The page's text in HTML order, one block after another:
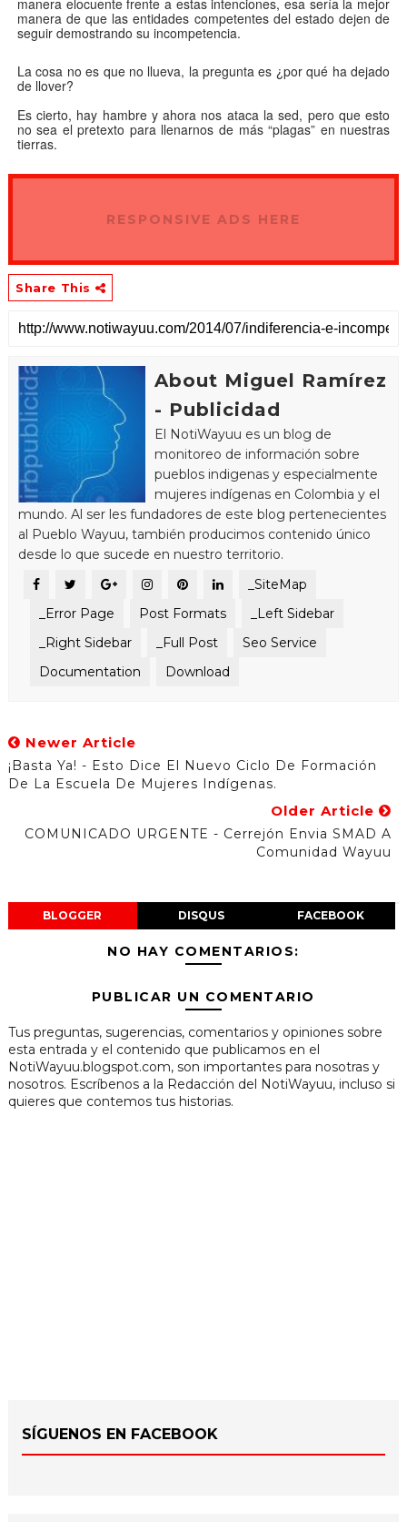
manera de que las entidades competentes del estado dejen de
seguir demostrando su incompetencia.
La cosa no es que no llueva, la pregunta es ¿por qué ha dejado
de llover?
Es cierto, hay hambre y ahora nos ataca la sed, pero que esto
no sea el pretexto para llenarnos de más “plagas” en nuestras
tierras.
RESPONSIVE ADS HERE
Share This
About Miguel Ramírez
- Publicidad
El NotiWayuu es un blog de
monitoreo de información sobre
pueblos indigenas y especialmente
mujeres indígenas en Colombia y el
mundo. Al ser les fundadores de este blog pertenecientes
al Pueblo Wayuu, también producimos contenido único
desde lo que sucede en nuestro territorio.
_SiteMap
_Error Page
Post Formats
_Left Sidebar
_Right Sidebar
_Full Post
Seo Service
Documentation
Download
Newer Article
¡Basta Ya! - Esto Dice El Nuevo Ciclo De Formación
De La Escuela De Mujeres Indígenas.
Older Article
COMUNICADO URGENTE - Cerrejón Envia SMAD A
Comunidad Wayuu
BLOGGER DISQUS FACEBOOK
NO HAY COMENTARIOS:
PUBLICAR UN COMENTARIO
Tus preguntas, sugerencias, comentarios y opiniones sobre
esta entrada y el contenido que publicamos en el
NotiWayuu.blogspot.com, son importantes para nosotras y
nosotros. Escríbenos a la Redacción del NotiWayuu, incluso si
quieres que contemos tus historias.
SÍGUENOS EN FACEBOOK